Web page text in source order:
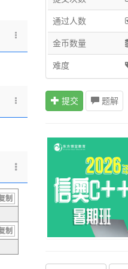
制
制
通过人数
金币数量
难度
提交 题解